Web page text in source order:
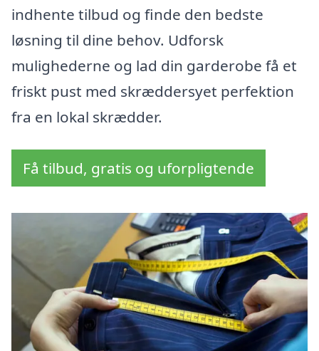
indhente tilbud og finde den bedste
løsning til dine behov. Udforsk
mulighederne og lad din garderobe få et
friskt pust med skræddersyet perfektion
fra en lokal skrædder.
Få tilbud, gratis og uforpligtende